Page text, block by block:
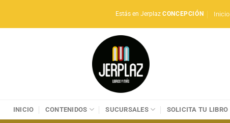
Estás en JerplazCONCEPCIÓN Inicio
INICIO CONTENIDOS SUCURSALES SOLICITA TU LIBRO